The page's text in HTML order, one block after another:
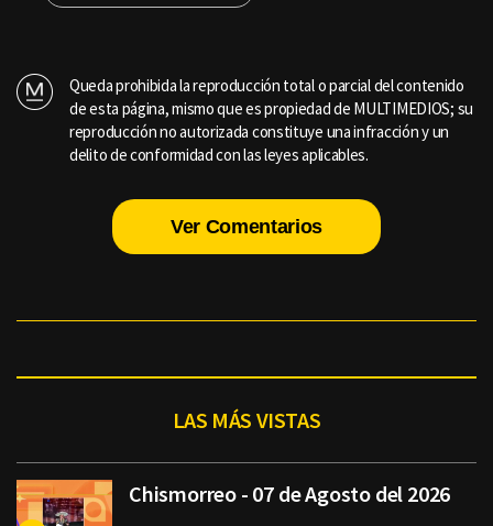
Queda prohibida la reproducción total o parcial del contenido
de esta página, mismo que es propiedad de MULTIMEDIOS; su
reproducción no autorizada constituye una infracción y un
delito de conformidad con las leyes aplicables.
Ver Comentarios
LAS MÁS VISTAS
Chismorreo - 07 de Agosto del 2026